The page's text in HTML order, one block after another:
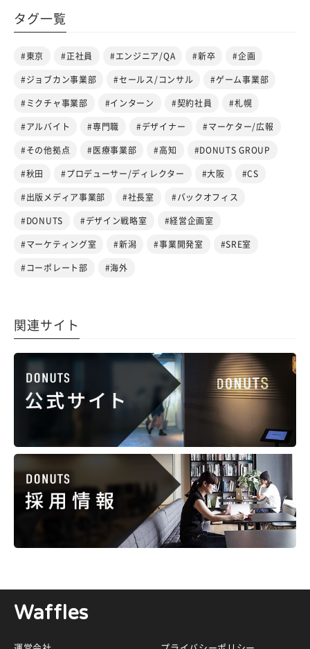
タグ一覧
#東京 #正社員 #エンジニア/QA #新卒 #企画
#ジョブカン事業部 #セールス/コンサル #ゲーム事業部
#ミクチャ事業部 #インターン #契約社員 #札幌
#アルバイト #専門職 #デザイナー #マーケター/広報
#その他拠点 #医療事業部 #高知 #DONUTS GROUP
#秋田 #プロデューサー/ディレクター #大阪 #CS
#出版メディア事業部 #社長室 #バックオフィス
#DONUTS #デザイン戦略室 #経営企画室
#マーケティング室 #新潟 #事業開発室 #SRE室
#コーポレート部 #海外
関連サイト
Waffles